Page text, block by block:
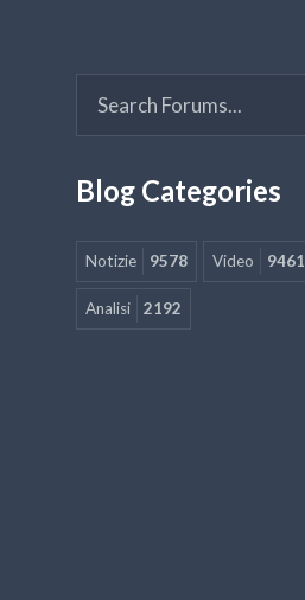
Blog Categories
Notizie 9578 Video 9461
Analisi 2192